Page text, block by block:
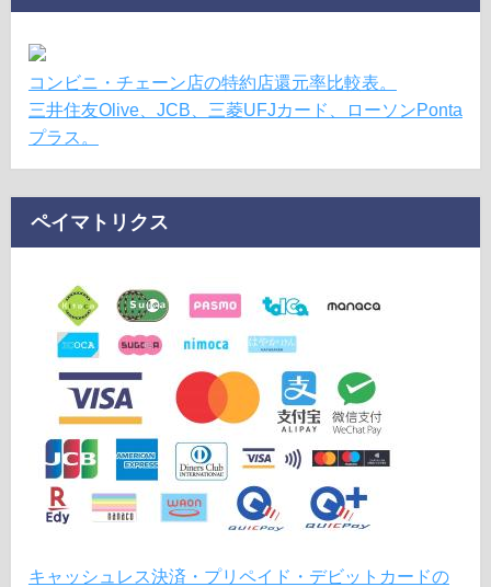
コンビニ・チェーン店の特約店還元率比較表。
三井住友Olive、JCB、三菱UFJカード、ローソンPonta
プラス。
ペイマトリクス
キャッシュレス決済・プリペイド・デビットカードの